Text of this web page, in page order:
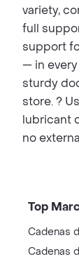
variety,
full
support
— in
sturdy
store. ?
lubricant
no
Top
Cadenas
Cadenas